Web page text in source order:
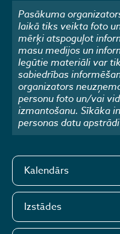
Pasākuma
laikā tiks veikta foto
mērķi atspoguļot
masu medijos un
Iegūtie materiāli var
sabiedrības
organizators
personu foto un/vai
izmantošanu. Sīkāka
personas datu
Kalendārs
Izstādes